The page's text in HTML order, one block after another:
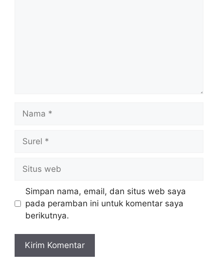
web
Simpan nama, email, dan situs web saya
pada peramban ini untuk komentar saya
berikutnya.